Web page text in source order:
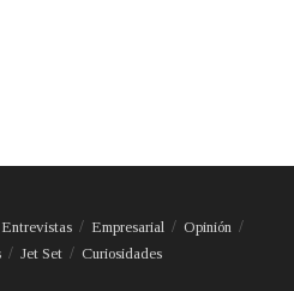
Entrevistas Empresarial
Opinión
Jet Set Curiosidades